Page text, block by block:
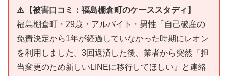
⚠️【被害口コミ：福島棚倉町のケーススタディ】
福島棚倉町・29歳・アルバイト・男性「自己破産の
免責決定から1年が経過していなかった時期にレオン
を利用しました。3回返済した後、業者から突然『担
当変更のため新しいLINEに移行してほしい』と連絡